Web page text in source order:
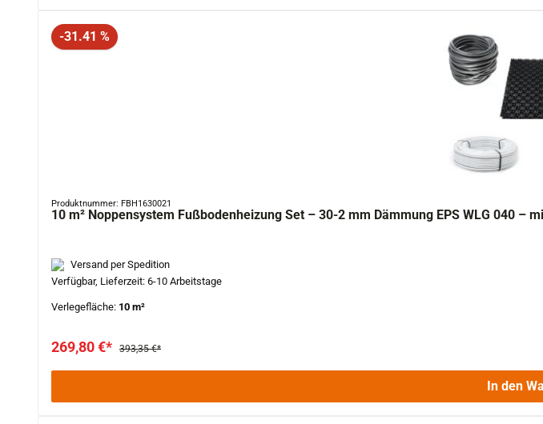
Rabatt
-31.41 %
Produktnummer: FBH1630021
10 m² Noppensystem Fußbodenheizung Set – 30-2 mm
Versand per Spedition
Verfügbar, Lieferzeit: 6-10 Arbeitstage
Verlegefläche: 10 m²
269,80 €* 393,35 €*
In den